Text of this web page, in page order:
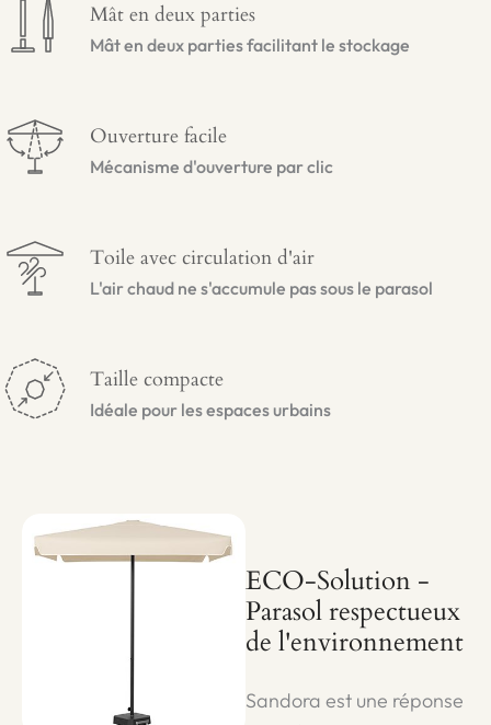
Mât en deux parties
Mât en deux parties facilitant le stockage
Ouverture facile
Mécanisme d'ouverture par clic
Toile avec circulation d'air
L'air chaud ne s'accumule pas sous le parasol
Taille compacte
Idéale pour les espaces urbains
ECO-Solution -
Parasol respectueux
de l'environnement
Sandora est une réponse